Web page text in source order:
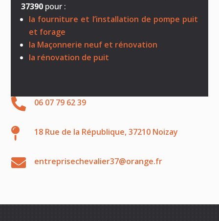
37390 pour :
la fourniture et l’installation de pompe puit
et forage
la Maçonnerie neuf et rénovation
la rénovation de puit
 06 07 79 62 39
 18 Rue de la République, 37210 Noizay
 entreprisechevalier37@orange.fr